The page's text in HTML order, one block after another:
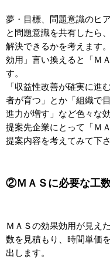
夢・目標、問題意識のヒ
と問題意識を共有したら
解決できるかを考えます
効用」言い換えると「Ｍ
す。
「収益性改善が確実に進
者が育つ」とか「組織で
進力が増す」など色々な
提案先企業にとって「Ｍ
提案内容を考えてみて下さ
②ＭＡＳに必要な工
ＭＡＳの効果効用が見え
数を見積もり、時間単価
出します。